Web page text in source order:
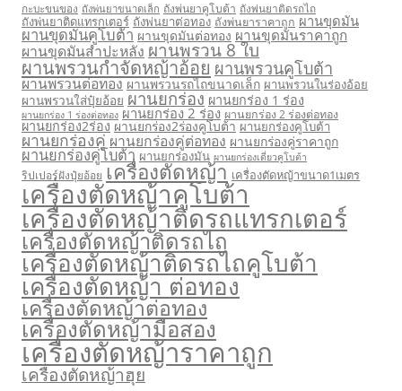
กะบะขนของ ถังพ่นยาขนาดเล็ก ถังพ่นยาคูโบต้า ถังพ่นยาติดรถไถ
ถังพ่นยาติดแทรกเตอร์ ถังพ่นยาต่อทอง ถังพ่นยาราคาถูก ผานขุดมัน
ผานขุดมันคูโบต้า ผานขุดมันต่อทอง ผานขุดมันราคาถูก
ผานขุดมันสำปะหลัง ผานพรวน 8 ใบ
ผานพรวนกำจัดหญ้าอ้อย ผานพรวนคูโบต้า
ผานพรวนต่อทอง ผานพรวนรถไถขนาดเล็ก ผานพรวนในร่องอ้อย
ผานพรวนใส่ปุ๋ยอ้อย ผานยกร่อง ผานยกร่อง 1 ร่อง
ผานยกร่อง 1 ร่องต่อทอง ผานยกร่อง 2 ร่อง ผานยกร่อง 2 ร่องต่อทอง
ผานยกร่อง2ร่อง ผานยกร่อง2ร่องคูโบต้า ผานยกร่องคูโบต้า
ผานยกร่องคู่ ผานยกร่องคู่ต่อทอง ผานยกร่องคู่ราคาถูก
ผานยกร่องคู่โบต้า ผานยกร่องมัน ผานยกร่องเดี่ยวคูโบต้า
ริปเปอร์ฝังปุ๋ยอ้อย เครื่องตัดหญ้า เครื่องตัดหญ้าขนาด1เมตร
เครื่องตัดหญ้าคูโบต้า
เครื่องตัดหญ้าติดรถแทรกเตอร์
เครื่องตัดหญ้าติดรถไถ
เครื่องตัดหญ้าติดรถไถคูโบต้า
เครื่องตัดหญ้า ต่อทอง
เครื่องตัดหญ้าต่อทอง
เครื่องตัดหญ้ามือสอง
เครื่องตัดหญ้าราคาถูก
เครื่องตัดหญ้าฮุย